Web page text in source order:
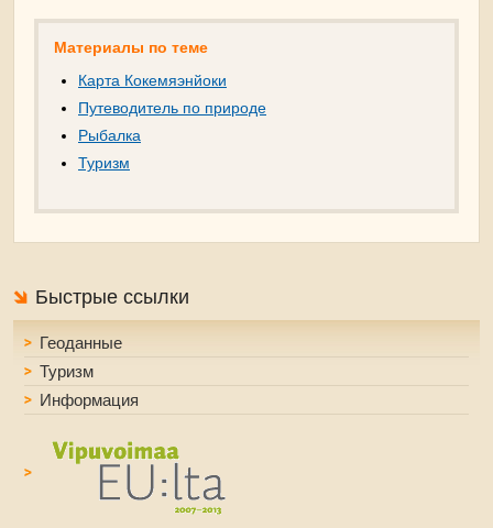
Материалы по теме
Карта Кокемяэнйоки
Путеводитель по природе
Рыбалка
Туризм
Быстрые ссылки
Геоданные
Туризм
Информация